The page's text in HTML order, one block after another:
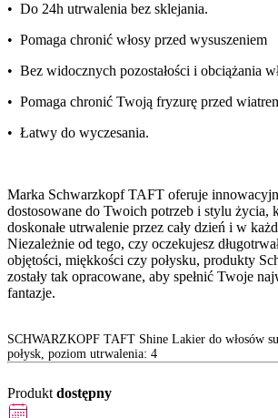
• Do 24h utrwalenia bez sklejania.
• Pomaga chronić włosy przed wysuszeniem
• Bez widocznych pozostałości i obciążania
• Pomaga chronić Twoją fryzurę przed
• Łatwy do wyczesania.
Marka Schwarzkopf TAFT oferuje
dostosowane do Twoich potrzeb i stylu życia,
doskonałe utrwalenie przez cały dzień i w
Niezależnie od tego, czy oczekujesz
objętości, miękkości czy połysku, produkty
zostały tak opracowane, aby spełnić Twoje
fantazje.
SCHWARZKOPF TAFT Shine Lakier do włosów
połysk, poziom utrwalenia: 4
Produkt dostępny